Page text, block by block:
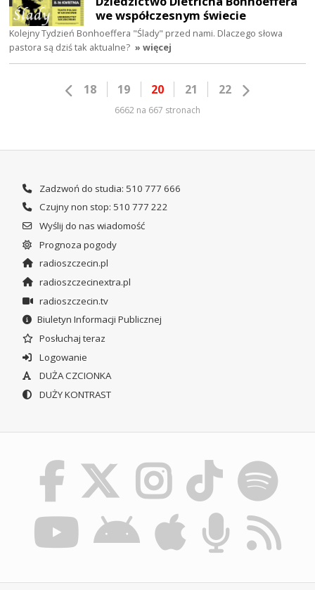
we współczesnym świecie
Kolejny Tydzień Bonhoeffera "Ślady" przed nami. Dlaczego słowa
pastora są dziś tak aktualne? » więcej
18 19 20 21 22
6662 na 667 stronach
Zadzwoń do studia: 510 777 666
Czujny non stop: 510 777 222
Wyślij do nas wiadomość
Prognoza pogody
radioszczecin.pl
radioszczecinextra.pl
radioszczecin.tv
Biuletyn Informacji Publicznej
Posłuchaj teraz
Logowanie
DUŻA CZCIONKA
DUŻY KONTRAST